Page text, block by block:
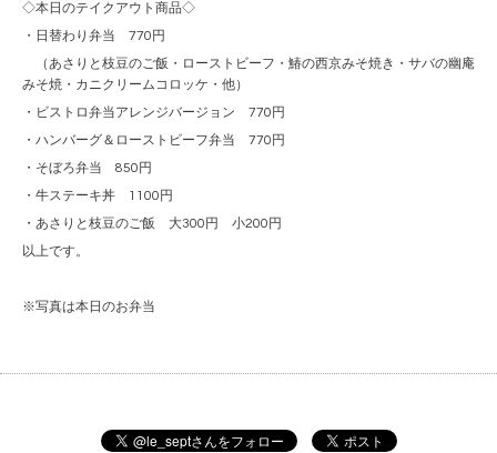
◇本日のテイクアウト商品◇
・日替わり弁当 770円
（あさりと枝豆のご飯・ローストビーフ・鰆の西京みそ焼き・サバの幽庵
みそ焼・カニクリームコロッケ・他）
・ビストロ弁当アレンジバージョン 770円
・ハンバーグ＆ローストビーフ弁当 770円
・そぼろ弁当 850円
・牛ステーキ丼 1100円
・あさりと枝豆のご飯 大300円 小200円
以上です。
※写真は本日のお弁当